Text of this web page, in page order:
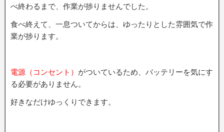
べ終わるまで、作業が捗りませんでした。
食べ終えて、一息ついてからは、ゆったりとした雰囲気で作
業が捗ります。
電源（コンセント） がついているため、バッテリーを気にす
る必要がありません。
好きなだけゆっくりできます。